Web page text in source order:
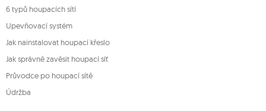
6 typů houpacích sítí
Upevňovací systém
Jak nainstalovat houpací křeslo
Jak správně zavěsit houpací síť
Průvodce po houpací sítě
Údržba